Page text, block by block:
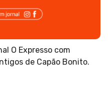
O Expresso com
de Capão Bonito.